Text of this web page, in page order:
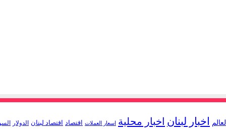
اخبار لبنان اخبار محلية اسعار العملات اقتصاد اقتصاد لبنان الدولار